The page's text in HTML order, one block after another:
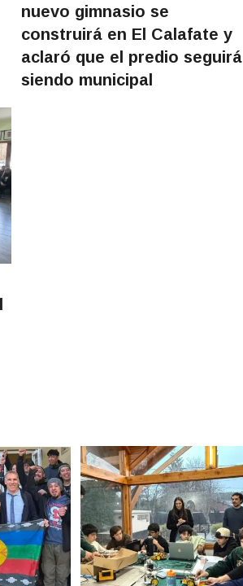
nuevo gimnasio se
construirá en El Calafate y
aclaró que el predio seguirá
siendo municipal